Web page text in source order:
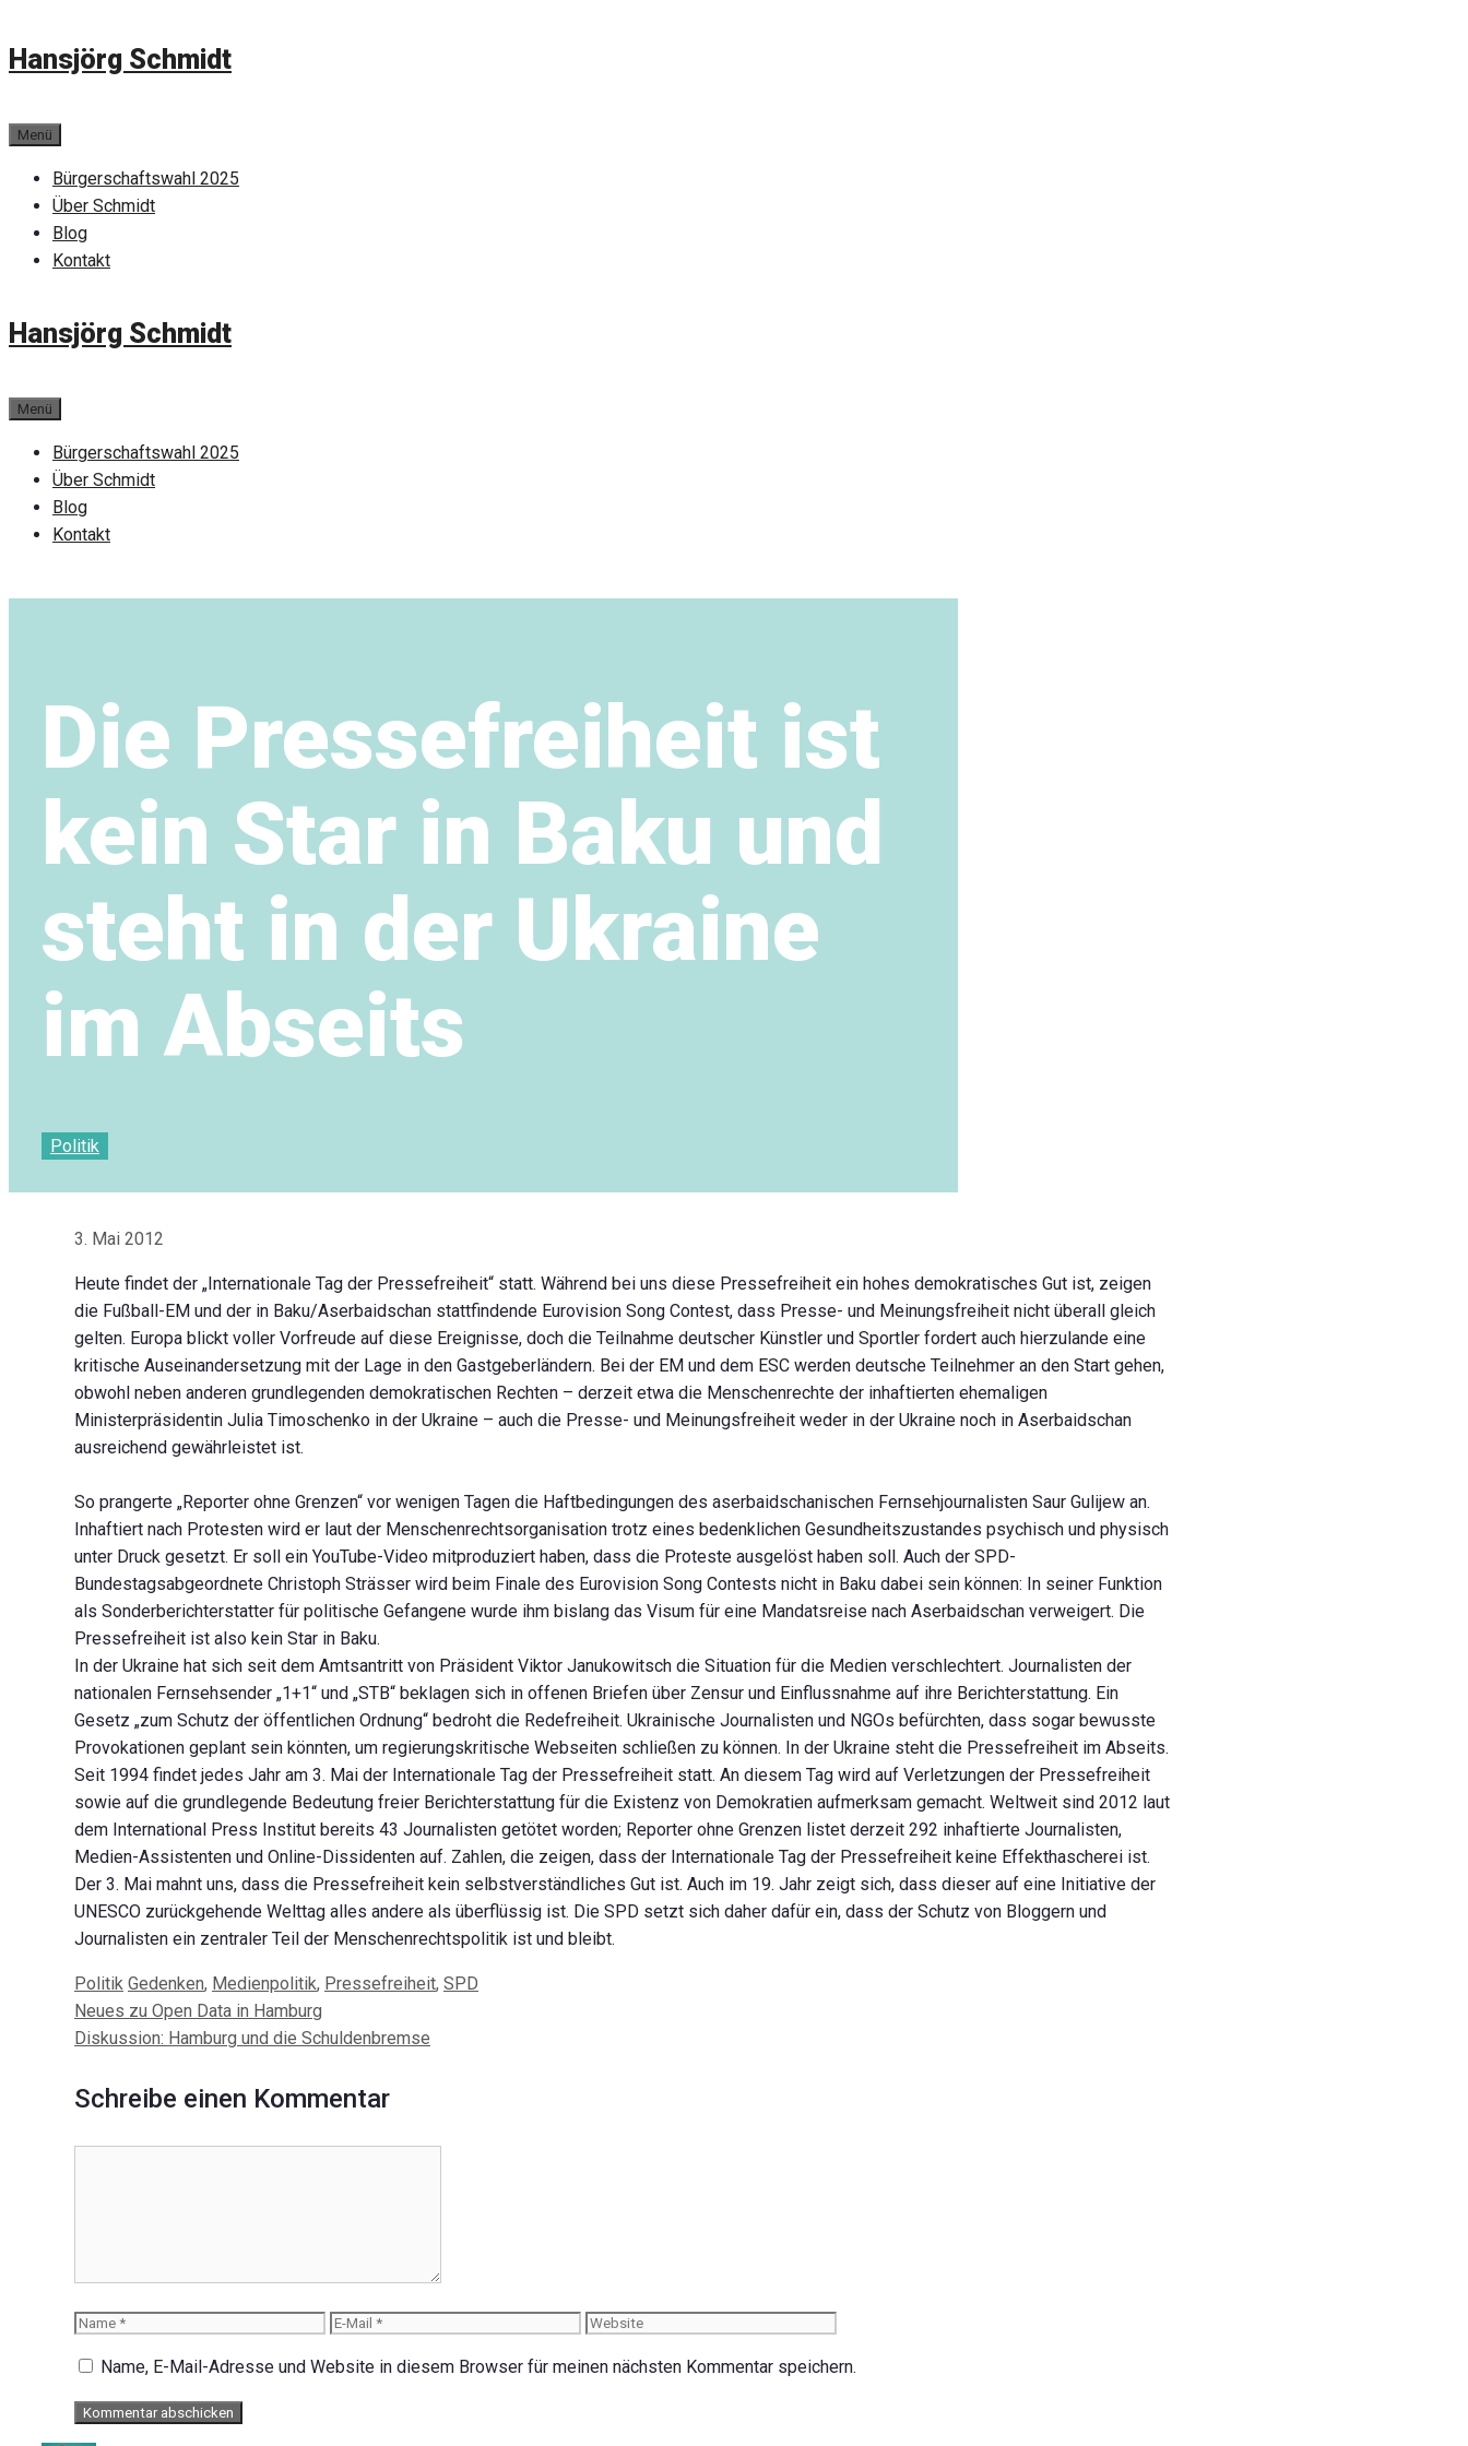
Inhalt
Hansjörg Schmidt
Menü
Bürgerschaftswahl 2025
Über Schmidt
Blog
Kontakt
Hansjörg Schmidt
Menü
Bürgerschaftswahl 2025
Über Schmidt
Blog
Kontakt
Die Pressefreiheit ist
kein Star in Baku und
steht in der Ukraine
im Abseits
Politik
3. Mai 2012
Heute findet der „Internationale Tag der Pressefreiheit“ statt. Während bei uns diese Pressefreiheit ein hohes demokratisches Gut ist, zeigen
die Fußball-EM und der in Baku/Aserbaidschan stattfindende Eurovision Song Contest, dass Presse- und Meinungsfreiheit nicht überall gleich
gelten. Europa blickt voller Vorfreude auf diese Ereignisse, doch die Teilnahme deutscher Künstler und Sportler fordert auch hierzulande eine
kritische Auseinandersetzung mit der Lage in den Gastgeberländern. Bei der EM und dem ESC werden deutsche Teilnehmer an den Start gehen,
obwohl neben ande­ren grundlegenden demokratischen Rechten – derzeit etwa die Menschenrechte der inhaftierten ehemaligen
Ministerpräsidentin Julia Timoschenko in der Ukraine – auch die Presse- und Meinungsfreiheit weder in der Ukraine noch in Aserbaidschan
ausreichend gewährleistet ist.
So prangerte „Reporter ohne Grenzen“ vor wenigen Tagen die Haftbedingungen des aserbaidschanischen Fernsehjournalisten Saur Gulijew an.
Inhaftiert nach Protesten wird er laut der Menschenrechtsorganisation trotz eines bedenklichen Gesundheitszustandes psychisch und physisch
unter Druck gesetzt. Er soll ein YouTube-Video mitproduziert haben, dass die Proteste ausgelöst haben soll. Auch der SPD-
Bundestagsabgeordnete Christoph Strässer wird beim Finale des Eurovision Song Contests nicht in Baku dabei sein können: In seiner Funktion
als Sonderberichterstatter für politische Gefangene wurde ihm bislang das Visum für eine Mandatsreise nach Aserbaidschan verweigert. Die
Pressefreiheit ist also kein Star in Baku.
In der Ukraine hat sich seit dem Amtsantritt von Präsident Viktor Janukowitsch die Situation für die Medien verschlechtert. Journalisten der
nationalen Fernsehsender „1+1“ und „STB“ beklagen sich in offenen Briefen über Zensur und Einflussnahme auf ihre Berichterstattung. Ein
Gesetz „zum Schutz der öffentlichen Ordnung“ bedroht die Redefreiheit. Ukrainische Journalisten und NGOs befürchten, dass sogar bewusste
Provokationen geplant sein könnten, um regierungskritische Webseiten schließen zu können. In der Ukraine steht die Pressefreiheit im Abseits.
Seit 1994 findet jedes Jahr am 3. Mai der Internationale Tag der Pressefreiheit statt. An diesem Tag wird auf Verletzungen der Pressefreiheit
sowie auf die grundlegende Bedeutung freier Berichterstattung für die Existenz von Demokratien aufmerksam gemacht. Weltweit sind 2012 laut
dem International Press Institut bereits 43 Journalisten getötet worden; Reporter ohne Grenzen listet derzeit 292 inhaftierte Journalisten,
Medien-Assistenten und Online-Dissidenten auf. Zahlen, die zeigen, dass der Internationale Tag der Pressefreiheit keine Effekthascherei ist.
Der 3. Mai mahnt uns, dass die Pressefreiheit kein selbstverständliches Gut ist. Auch im 19. Jahr zeigt sich, dass dieser auf eine Initiative der
UNESCO zurückgehende Welttag alles andere als überflüssig ist. Die SPD setzt sich daher dafür ein, dass der Schutz von Bloggern und
Journalisten ein zentraler Teil der Menschenrechtspolitik ist und bleibt.
Kategorien
Politik Schlagwörter
Gedenken, Medienpolitik, Pressefreiheit, SPD
Beitrags-
Navigation
Neues zu Open Data in Hamburg
Diskussion: Hamburg und die Schuldenbremse
Schreibe einen Kommentar
Name
E-
Website
Name, E-Mail-Adresse und Website in diesem Browser für meinen nächsten Kommentar speichern.